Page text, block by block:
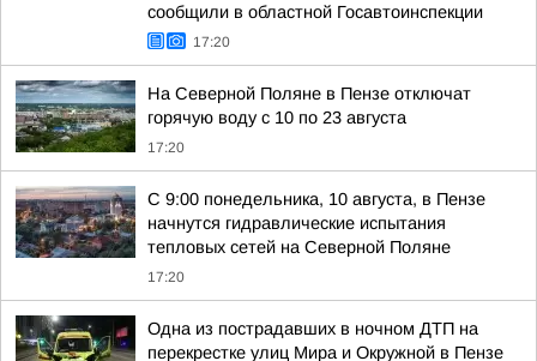
сообщили в областной Госавтоинспекции
17:20
На Северной Поляне в Пензе отключат
горячую воду с 10 по 23 августа
17:20
С 9:00 понедельника, 10 августа, в Пензе
начнутся гидравлические испытания
тепловых сетей на Северной Поляне
17:20
Одна из пострадавших в ночном ДТП на
перекрестке улиц Мира и Окружной в Пензе